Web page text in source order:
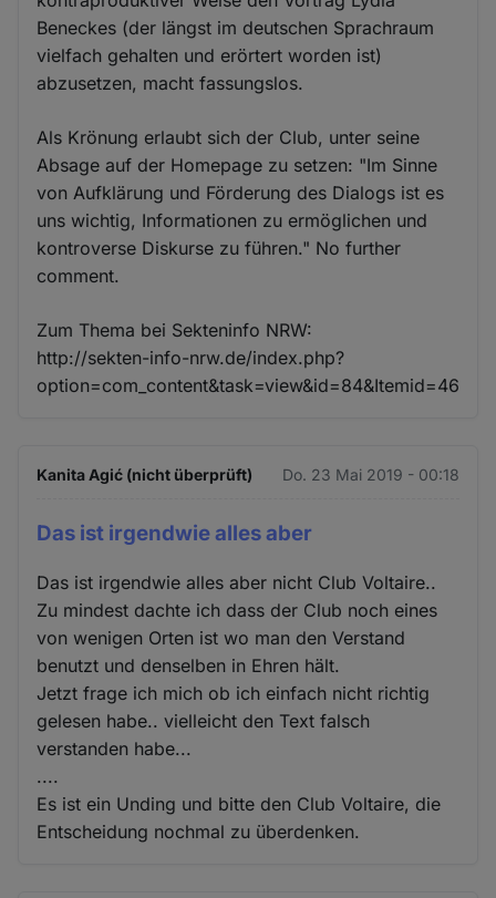
Beneckes (der längst im deutschen Sprachraum
vielfach gehalten und erörtert worden ist)
abzusetzen, macht fassungslos.
Als Krönung erlaubt sich der Club, unter seine
Absage auf der Homepage zu setzen: "Im Sinne
von Aufklärung und Förderung des Dialogs ist es
uns wichtig, Informationen zu ermöglichen und
kontroverse Diskurse zu führen." No further
comment.
Zum Thema bei Sekteninfo NRW:
http://sekten-info-nrw.de/index.php?
option=com_content&task=view&id=84&Itemid=46
Kanita Agić (nicht überprüft) Do. 23 Mai 2019 - 00:18
Das ist irgendwie alles aber
Das ist irgendwie alles aber nicht Club Voltaire..
Zu mindest dachte ich dass der Club noch eines
von wenigen Orten ist wo man den Verstand
benutzt und denselben in Ehren hält.
Jetzt frage ich mich ob ich einfach nicht richtig
gelesen habe.. vielleicht den Text falsch
verstanden habe...
....
Es ist ein Unding und bitte den Club Voltaire, die
Entscheidung nochmal zu überdenken.